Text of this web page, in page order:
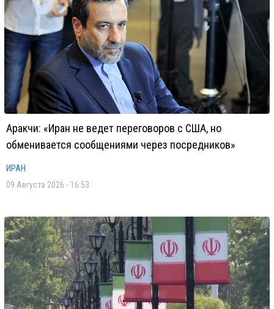
Аракчи: «Иран не ведет переговоров с США, но
обменивается сообщениями через посредников»
ИРАН
09 Августа 2026 - 16:53